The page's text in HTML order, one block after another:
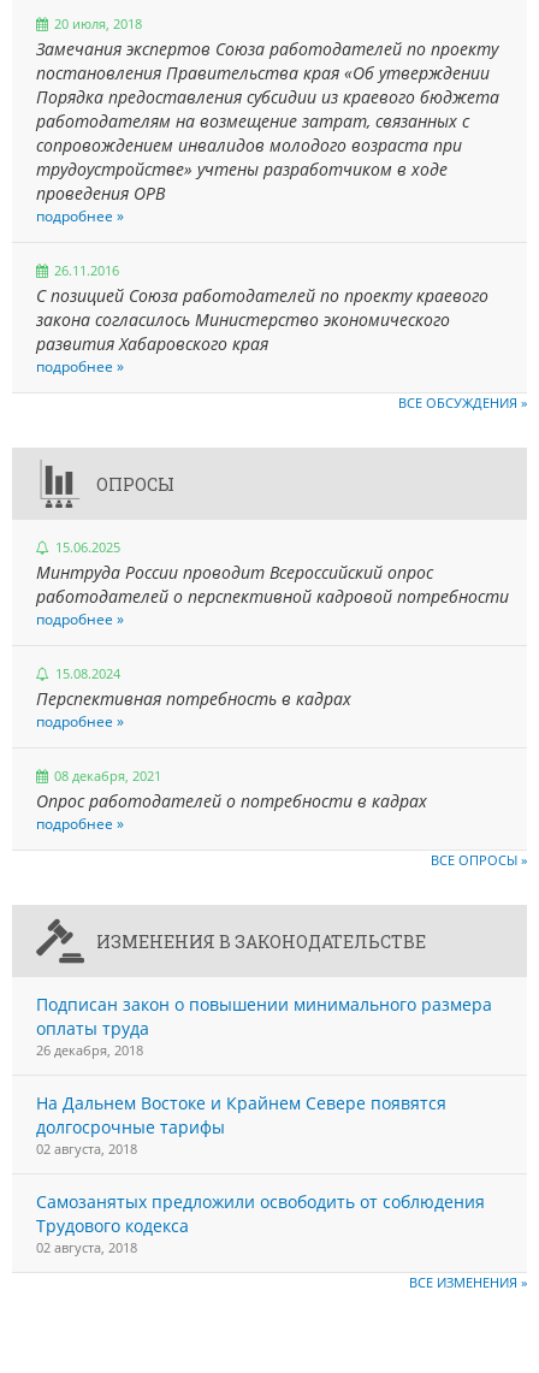
20 июля, 2018
Замечания экспертов Союза работодателей по проекту
постановления Правительства края «Об утверждении
Порядка предоставления субсидии из краевого бюджета
работодателям на возмещение затрат, связанных с
сопровождением инвалидов молодого возраста при
трудоустройстве» учтены разработчиком в ходе
проведения ОРВ
подробнее »
26.11.2016
С позицией Союза работодателей по проекту краевого
закона согласилось Министерство экономического
развития Хабаровского края
подробнее »
ВСЕ ОБСУЖДЕНИЯ »
ОПРОСЫ
15.06.2025
Минтруда России проводит Всероссийский опрос
работодателей о перспективной кадровой потребности
подробнее »
15.08.2024
Перспективная потребность в кадрах
подробнее »
08 декабря, 2021
Опрос работодателей о потребности в кадрах
подробнее »
ВСЕ ОПРОСЫ »
ИЗМЕНЕНИЯ В ЗАКОНОДАТЕЛЬСТВЕ
Подписан закон о повышении минимального размера
оплаты труда
26 декабря, 2018
На Дальнем Востоке и Крайнем Севере появятся
долгосрочные тарифы
02 августа, 2018
Самозанятых предложили освободить от соблюдения
Трудового кодекса
02 августа, 2018
ВСЕ ИЗМЕНЕНИЯ »